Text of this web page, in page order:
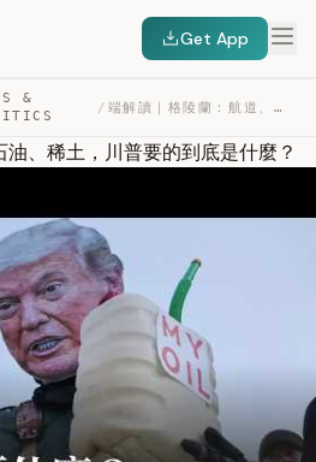
Get App
&
/ 端解讀｜格陵蘭：航道、石油、稀土，川普要的到底是什麼？ — TRANSCRIPT
、稀土，川普要的到底是什麼？